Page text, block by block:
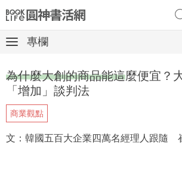
Netflix話題章魚小說！
專欄
為什麼大創的商品能這麼便宜？
「增加」談判法
商業觀點
文：韓國五百大企業四萬名經理人跟隨